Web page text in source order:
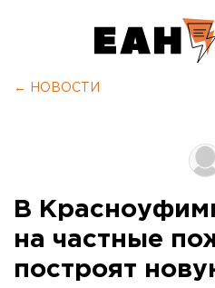
← НОВОСТИ
В
на частные
построят